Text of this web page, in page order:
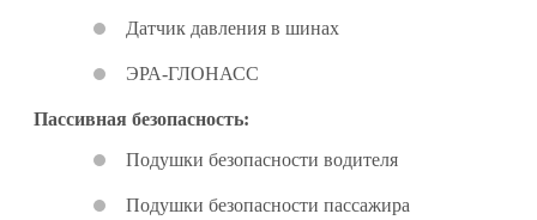
Датчик давления в шинах
ЭРА-ГЛОНАСС
Пассивная безопасность:
Подушки безопасности водителя
Подушки безопасности пассажира